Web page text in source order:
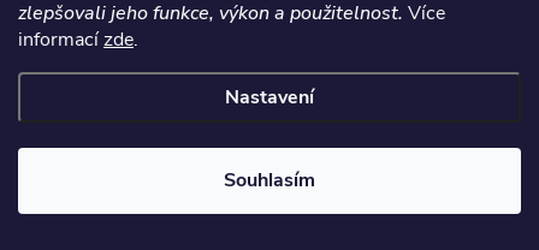
zlepšovali jeho funkce, výkon a použitelnost. Více
informacízde.
Nastavení
Souhlasím
Moderní provedení přisazeného
interiér a dodá mu tak perfektní